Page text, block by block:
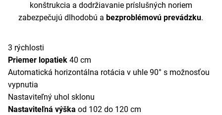
konštrukcia a dodržiavanie príslušných noriem
zabezpečujú dlhodobú a bezproblémovú prevádzku.
3 rýchlosti
Priemer lopatiek 40 cm
Automatická horizontálna rotácia v uhle 90° s možnosťou
vypnutia
Nastaviteľný uhol sklonu
Nastaviteľná výška od 102 do 120 cm